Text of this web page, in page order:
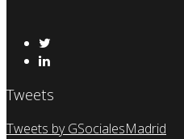
Tweets
Tweets by GSocialesMadrid